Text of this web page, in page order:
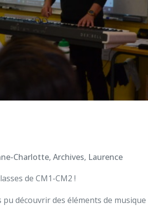
Charlotte, Archives, Laurence
de CM1-CM2 !
découvrir des éléments de musique